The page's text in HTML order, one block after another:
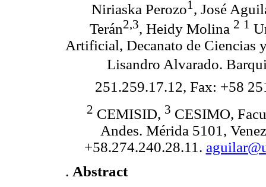
Niriaska Perozo1 , José
Terán2,3, Heidy Molina 2 1
Artificial, Decanato de Ciencias
Lisandro Alvarado.
251.259.17.12, Fax: +58
2 CEMISID, 3 CESIMO,
Andes. Mérida 5101,
+58.274.240.28.11.
. Abstract